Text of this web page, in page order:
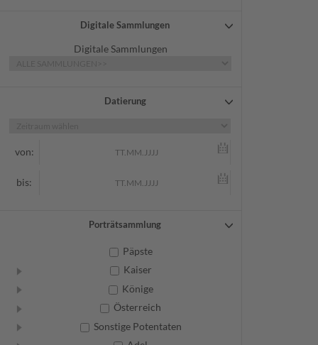
Digitale Sammlungen
Digitale Sammlungen
Datierung
von:
bis:
Porträtsammlung
Päpste
Kaiser
Könige
Österreich
Sonstige Potentaten